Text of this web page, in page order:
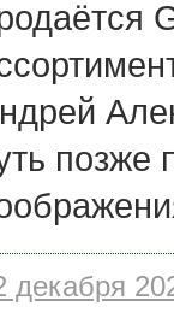
позже
декабря